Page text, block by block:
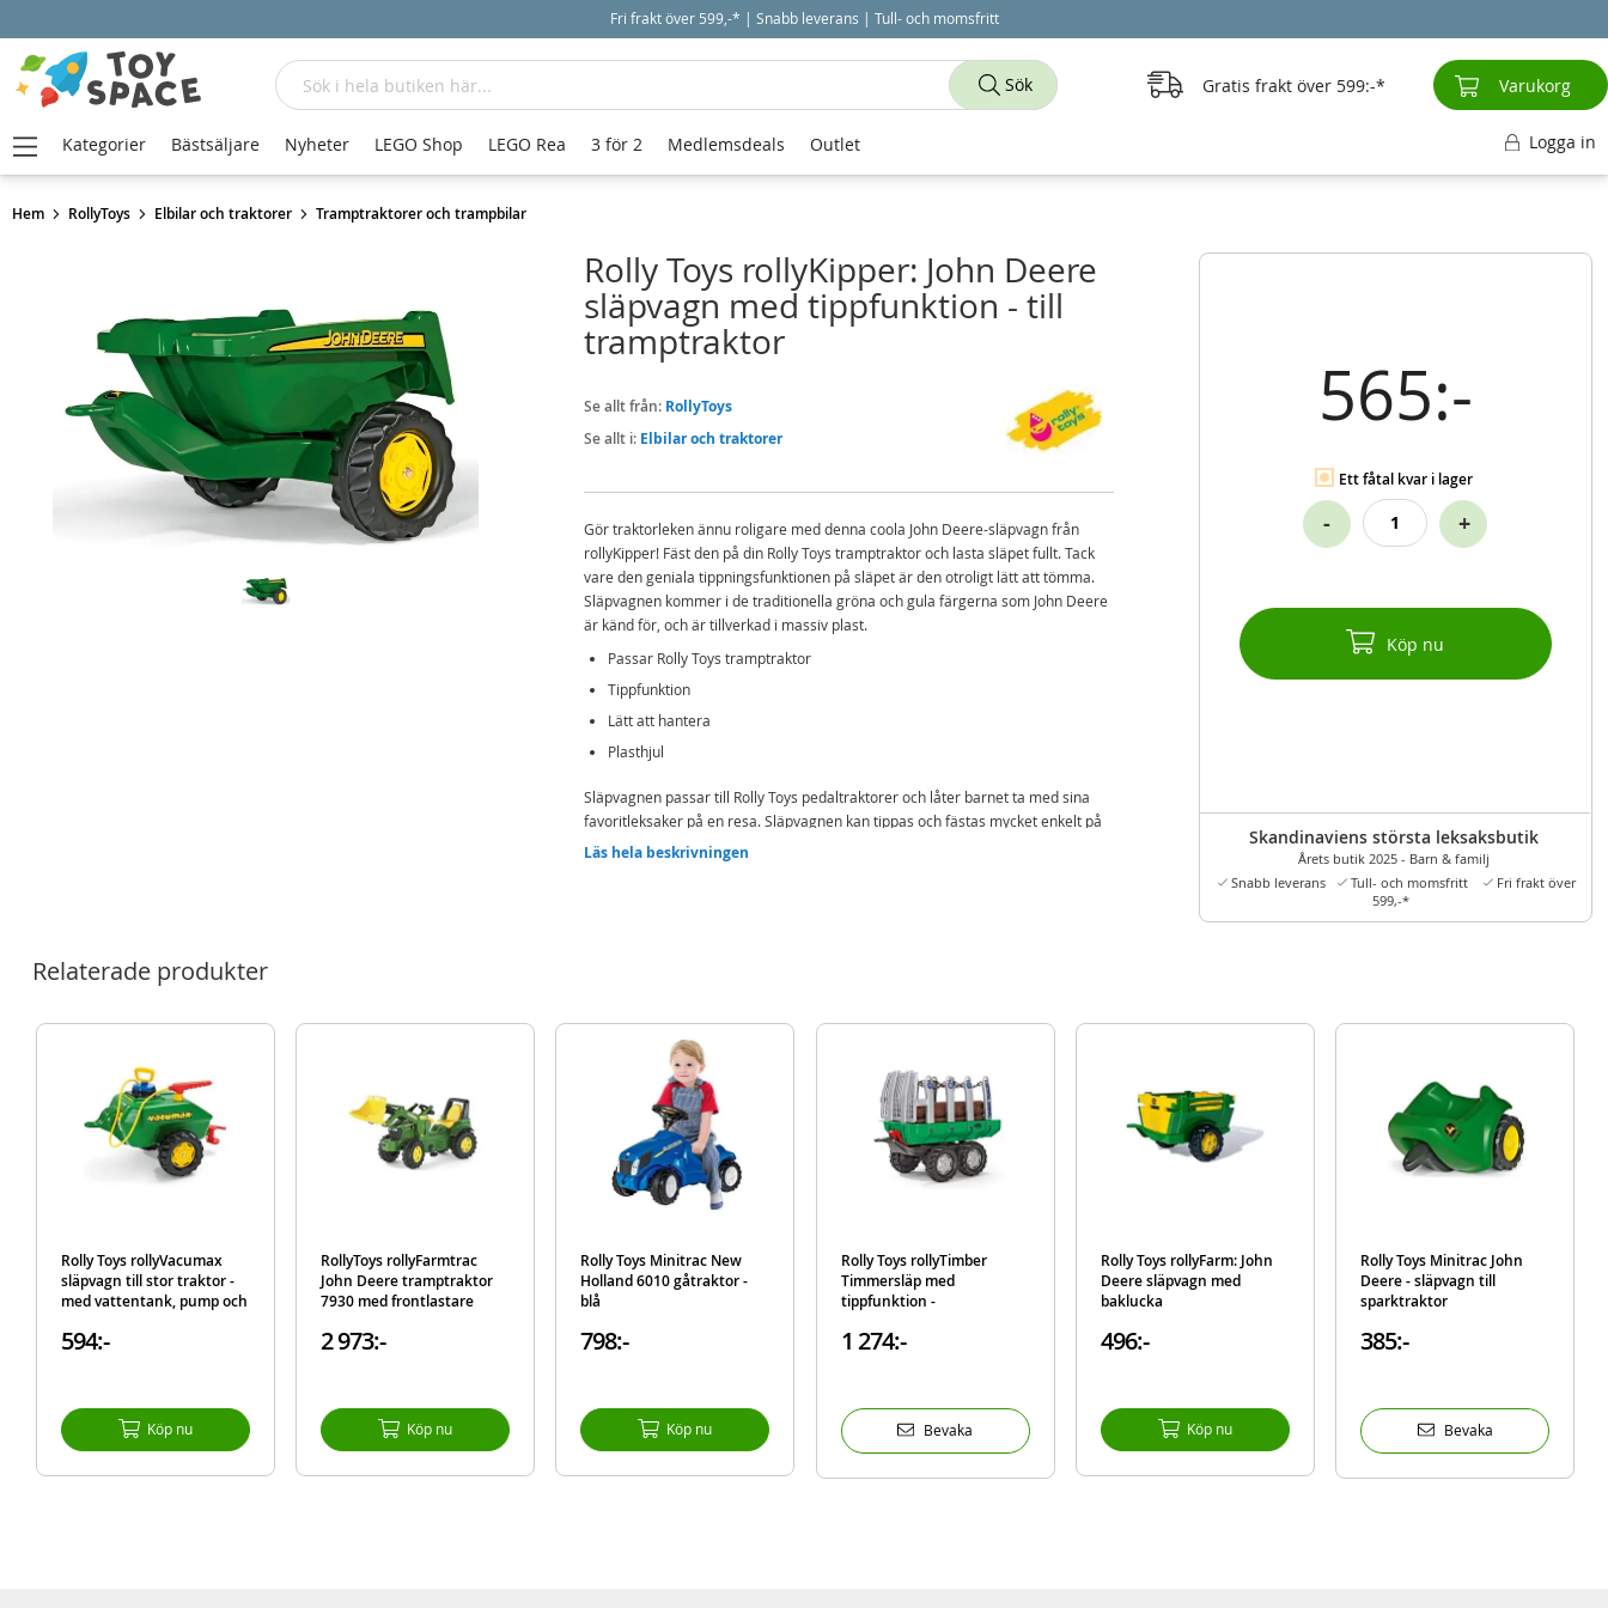
Fri frakt över 599,-* | Snabb leverans | Tull- och momsfritt
Hem RollyToys Elbilar och traktorer Tramptraktorer och trampbilar
565:-
Ett fåtal kvar i lager
- +
Köp nu
Skandinaviens största leksaksbutik
Årets butik 2025 - Barn & familj
Snabb leverans
Tull- och momsfritt
Fri frakt över
599,-*
Rolly Toys rollyKipper: John Deere
släpvagn med tippfunktion - till
tramptraktor
Se allt från: RollyToys
Se allt i: Elbilar och traktorer
Gör traktorleken ännu roligare med denna coola John Deere-släpvagn från
rollyKipper! Fäst den på din Rolly Toys tramptraktor och lasta släpet fullt. Tack
vare den geniala tippningsfunktionen på släpet är den otroligt lätt att tömma.
Släpvagnen kommer i de traditionella gröna och gula färgerna som John Deere
är känd för, och är tillverkad i massiv plast.
Passar Rolly Toys tramptraktor
Tippfunktion
Lätt att hantera
Plasthjul
Släpvagnen passar till Rolly Toys pedaltraktorer och låter barnet ta med sina
favoritleksaker på en resa. Släpvagnen kan tippas och fästas mycket enkelt på
traktorn – något som barnet kan hantera själv.
Rek ålder: från 2,5 år
information
128822
4006485128822
Varumärke
Modell
Läs hela beskrivningen
Relaterade produkter
Rolly Toys rollyVacumax
släpvagn till stor traktor -
med vattentank, pump och
594:-
Köp nu
RollyToys rollyFarmtrac
John Deere tramptraktor
7930 med frontlastare
2 973:-
Köp nu
Rolly Toys Minitrac New
Holland 6010 gåtraktor -
blå
798:-
Köp nu
Rolly Toys rollyTimber
Timmersläp med
tippfunktion -
1 274:-
Bevaka
Rolly Toys rollyFarm: John
Deere släpvagn med
baklucka
496:-
Köp nu
Rolly Toys Minitrac John
Deere - släpvagn till
sparktraktor
385:-
Bevaka
Sök
Sök Gratis frakt över 599:- Varukorg
Kategorier Bästsäljare Nyheter LEGO Shop LEGO Rea 3 för 2 Medlemsdeals Outlet Logga in